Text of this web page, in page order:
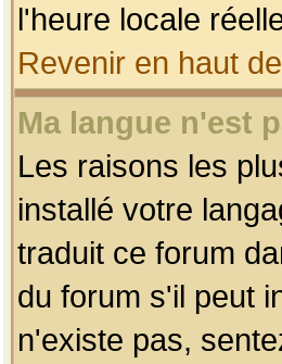
l'heure locale
Revenir en haut
Ma langue n'est
Les raisons les
installé votre
traduit ce forum
du forum s'il peut
n'existe pas,